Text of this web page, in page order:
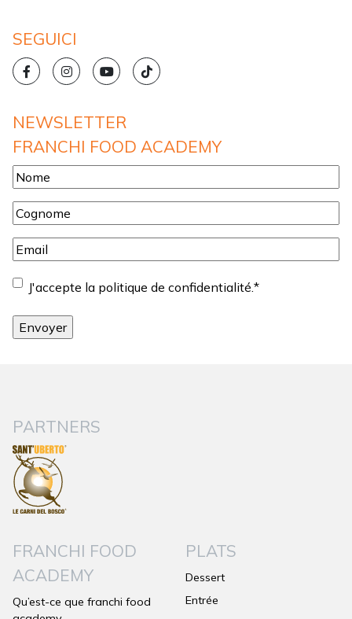
SEGUICI
NEWSLETTER
FRANCHI FOOD ACADEMY
Nome*
Cognome*
Email*
Consentement*
J'accepte la politique de confidentialité.*
PARTNERS
FRANCHI FOOD
ACADEMY
Qu’est-ce que franchi food
PLATS
Dessert
Entrée